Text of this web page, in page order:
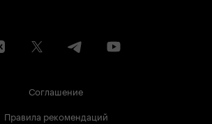
Соглашение
Правила рекомендаций